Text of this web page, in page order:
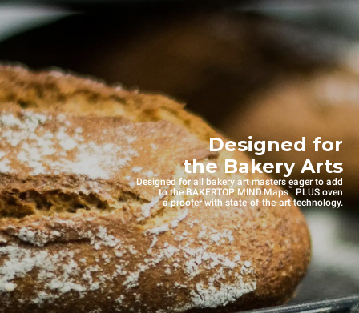
Designed for
the Bakery Arts
Designed for all bakery art masters eager to add
to the BAKERTOP MIND.Maps™ PLUS oven
a proofer with state-of-the-art technology.